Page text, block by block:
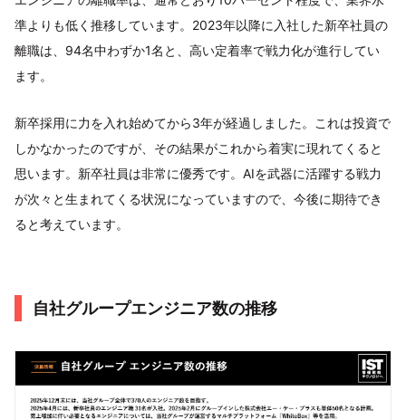
準よりも低く推移しています。2023年以降に入社した新卒社員の
離職は、94名中わずか1名と、高い定着率で戦力化が進行してい
ます。
新卒採用に力を入れ始めてから3年が経過しました。これは投資で
しかなかったのですが、その結果がこれから着実に現れてくると
思います。新卒社員は非常に優秀です。AIを武器に活躍する戦力
が次々と生まれてくる状況になっていますので、今後に期待でき
ると考えています。
自社グループエンジニア数の推移